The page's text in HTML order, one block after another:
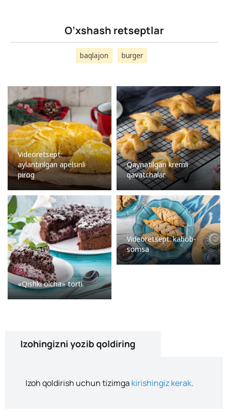
O’xshash retseptlar
baqlajon burger
Videoretsept:
aylantirilgan apelsinli
pirog
Qaynatilgan kremli
qavatchalar
«Qishki olcha» torti
Videoretsept: kabob-
somsa
Izohingizni yozib qoldiring
Izoh qoldirish uchun tizimga kirishingiz kerak.